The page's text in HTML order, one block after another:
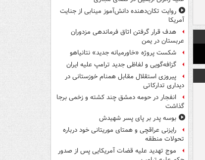
روایت تکان‌دهنده دانش‌آموز مینابی از جنایت
آمریکا
هدف قرار گرفتن اتاق‌ فرماندهی مزدوران
عربستان در یمن
شکست پروژه «خاورمیانه جدید» نتانیاهو
گزافه‌گویی و لفاظی جدید ترامپ علیه ایران
پیروزی استقلال مقابل همنام خوزستانی در
دیداری تدارکاتی
انفجار در حومه دمشق چند کشته و زخمی برجا
گذاشت
بوسه‌ پدر بر پای پسر شهیدش
رایزنی عراقچی و همتای موریتانی خود درباره
تحولات منطقه
موج تهدید علیه قضات آمریکایی پس از صدور